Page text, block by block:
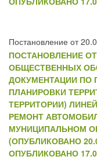
Постановление от
ПОСТАНОВЛЕНИЕ
ОБЩЕСТВЕННЫХ
ДОКУМЕНТАЦИИ ПО
ПЛАНИРОВКИ
ТЕРРИТОРИИ)
РЕМОНТ
МУНИЦИПАЛЬНОМ
(ОПУБЛИКОВАНО
ОПУБЛИКОВАНО